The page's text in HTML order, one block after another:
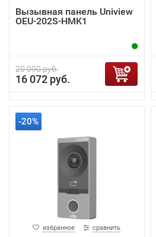
Вызывная панель Uniview
OEU-202S-HMK1
20 090 руб.
16 072 руб.
-20%
избранное сравнить